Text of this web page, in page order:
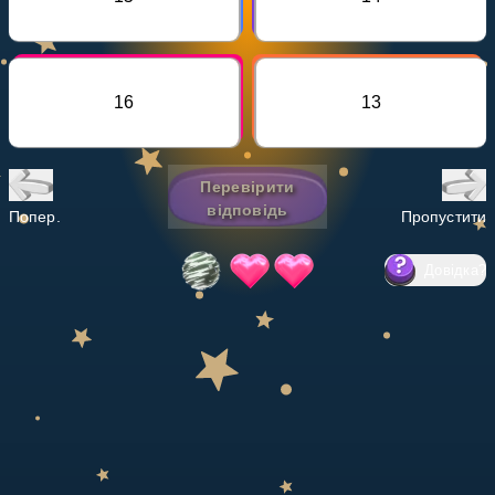
НАВЧАЛЬНИЙ ПЛАН
16 13
Попер.
Перевірити
відповідь
Пропустити
?